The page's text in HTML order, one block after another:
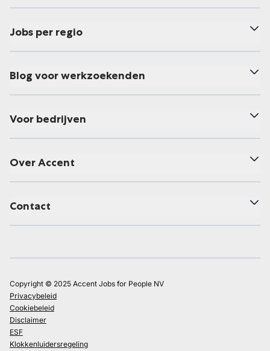
Jobs per regio
Blog voor werkzoekenden
Voor bedrijven
Over Accent
Contact
Copyright © 2025 Accent Jobs for People NV
Privacybeleid
Cookiebeleid
Disclaimer
ESF
Klokkenluidersregeling